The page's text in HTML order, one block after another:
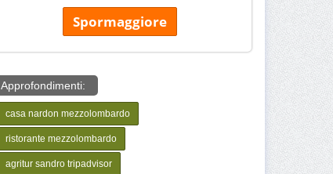
Spormaggiore
Approfondimenti:
casa nardon mezzolombardo
ristorante mezzolombardo
agritur sandro tripadvisor